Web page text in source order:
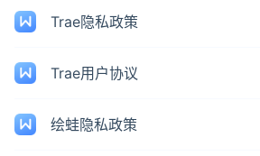
Trae隐私政策
Trae用户协议
绘蛙隐私政策